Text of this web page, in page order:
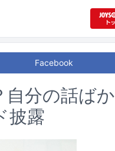
Facebook
自分の話ばか
披露